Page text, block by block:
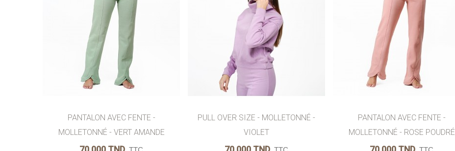
AJOUTER AU PANIER AIMER
PANTALON AVEC FENTE -
MOLLETONNÉ - VERT AMANDE
AJOUTER AU PANIER AIMER
PULL OVER SIZE - MOLLETONNÉ -
VIOLET
AJOUTER AU PANIER AIMER
PANTALON AVEC FENTE -
MOLLETONNÉ - ROSE POUDRÉ